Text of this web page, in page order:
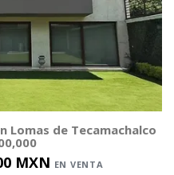
Lomas de Tecamachalco
MXN EN VENTA